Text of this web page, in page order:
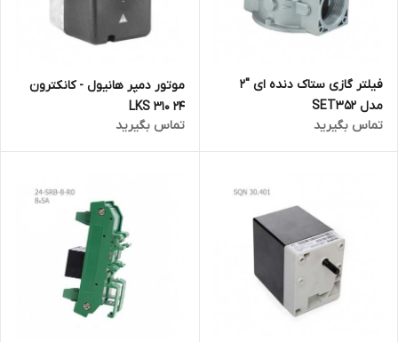
فیلتر گازی ستاک دنده ای "2
مدل SET352
تماس بگیرید
موتور دمپر هانیول - کانکترون
LKS 310 24
تماس بگیرید